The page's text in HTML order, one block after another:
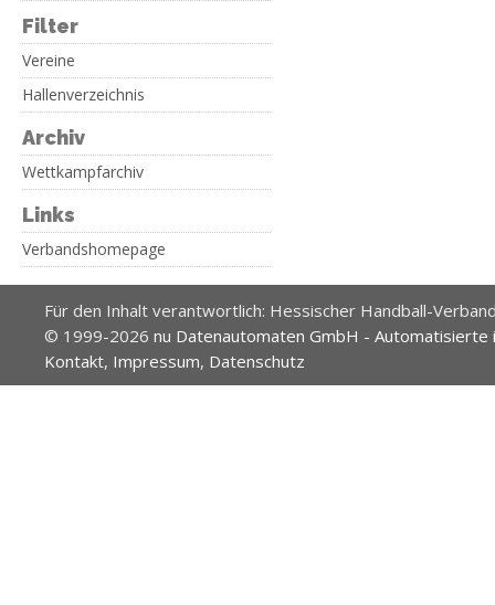
Filter
Vereine
Hallenverzeichnis
Archiv
Wettkampfarchiv
Links
Verbandshomepage
Für den Inhalt verantwortlich: Hessischer Handball-
© 1999-2026 nu Datenautomaten GmbH -
Kontakt, Impressum, Datenschutz